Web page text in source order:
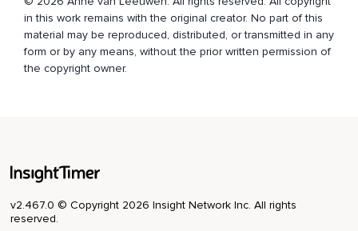
Ze hebben zich in de loop van de tijd aan je vastgehecht.
Misschien ontdek je een zeker patroon in je leven.
Je blijft steeds dezelfde fouten maken.
Je hebt wel eens last van twijfel,
Zodat je een gelegenheid een besluit te nemen voorbij laat
gaan.
in this work remains with the original creator. No part of this
material may be reproduced, distributed, or transmitted in any
form or by any means, without the prior written permission of
the copyright owner.
v2.467.0 © Copyright 2026 Insight Network Inc. All rights
reserved.